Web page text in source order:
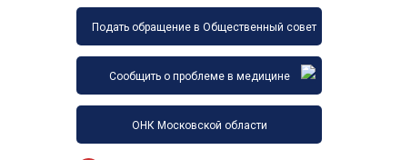
Подать обращение в Общественный совет
Сообщить о проблеме в медицине
ОНК Московской области